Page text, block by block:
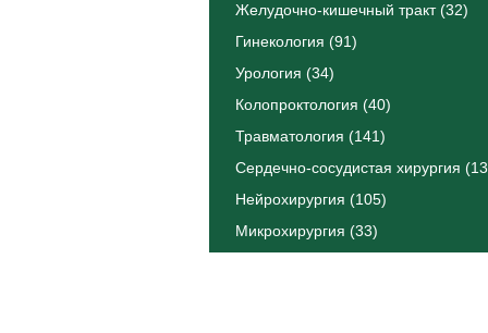
Желудочно-кишечный тракт (32)
Гинекология (91)
Урология (34)
Колопроктология (40)
Травматология (141)
Сердечно-сосудистая хирургия
Нейрохирургия (105)
Микрохирургия (33)